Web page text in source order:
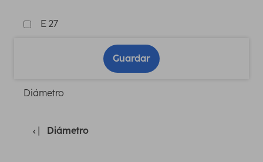
E 27
Guardar
Diámetro
Diámetro